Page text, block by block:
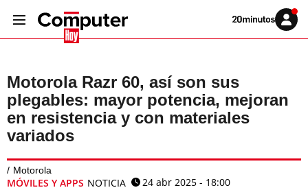
Volver
Iniciar
sesión
Motorola Razr 60, así son sus
plegables: mayor potencia, mejoran
en resistencia y con materiales
variados
Motorola
MÓVILES Y APPS NOTICIA
24 abr 2025 - 18:00